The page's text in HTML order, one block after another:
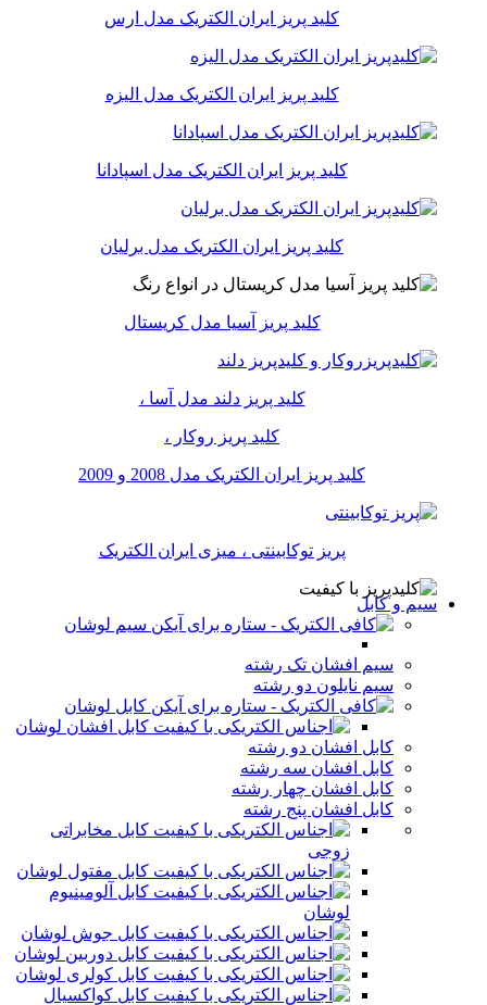
کلید پریز ایران الکتریک مدل ارس
کلید پریز ایران الکتریک مدل الیزه
کلید پریز ایران الکتریک مدل اسپادانا
کلید پریز ایران الکتریک مدل برلیان
کلید پریز آسیا مدل کریستال
کلید پریز دلند مدل آسا ،
کلید پریز روکار ،
کلید پریز ایران الکتریک مدل 2008 و 2009
پریز توکابینتی ، میزی ایران الکتریک
سیم و کابل
سیم لوشان
سیم افشان تک رشته
سیم نایلون دو رشته
کابل لوشان
کابل افشان لوشان
کابل افشان دو رشته
کابل افشان سه رشته
کابل افشان چهار رشته
کابل افشان پنج رشته
کابل مخابراتی
زوجی
کابل مفتول لوشان
کابل آلومینیوم
لوشان
کابل جوش لوشان
کابل دوربین لوشان
کابل کولری لوشان
کابل کواکسیال